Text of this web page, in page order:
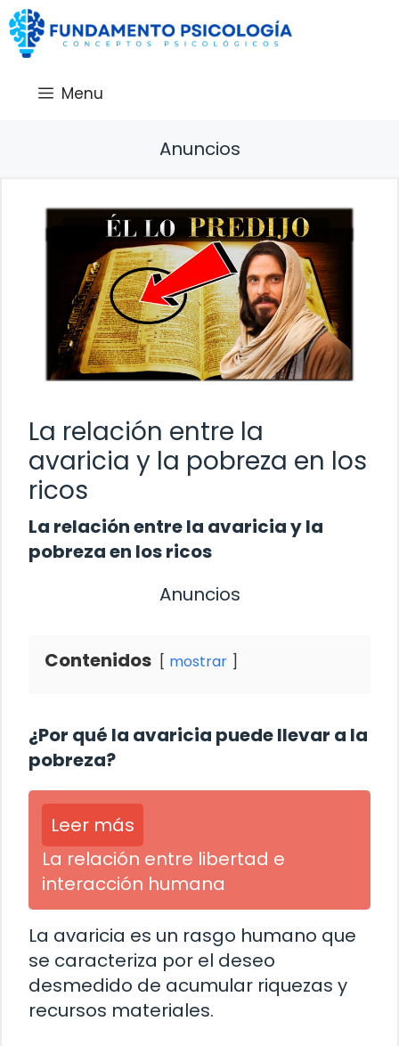
Saltar
al
contenido
Menu
Anuncios
La relación entre la
avaricia y la pobreza en los
ricos
La relación entre la avaricia y la
pobreza en los ricos
Anuncios
Contenidos mostrar
¿Por qué la avaricia puede llevar a la
pobreza?
Leer más
La relación entre libertad e
interacción humana
La avaricia es un rasgo humano que
se caracteriza por el deseo
desmedido de acumular riquezas y
recursos materiales.